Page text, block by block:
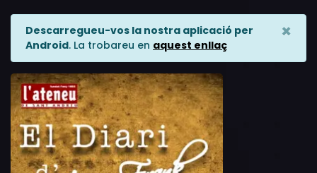
Descarregueu-vos la nostra aplicació per
Android. La trobareu en aquest enllaç
×